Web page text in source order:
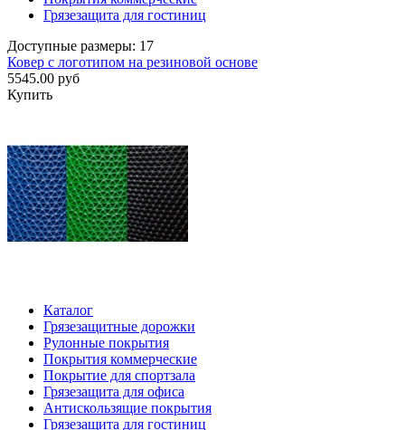
Грязезащита для гостиниц
Доступные размеры: 17
Ковер с логотипом на резиновой основе
5545.00 руб
Купить
Каталог
Грязезащитные дорожки
Рулонные покрытия
Покрытия коммерческие
Покрытие для спортзала
Грязезащита для офиса
Антискользящие покрытия
Грязезащита для гостиниц